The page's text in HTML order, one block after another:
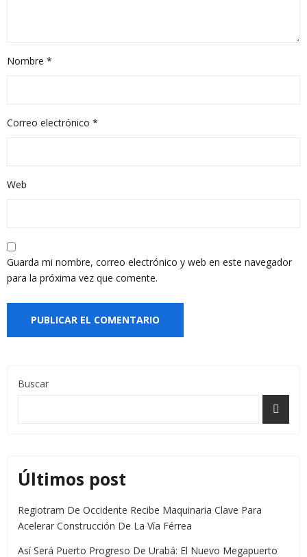
Nombre *
Correo electrónico *
Web
Guarda mi nombre, correo electrónico y web en este navegador
para la próxima vez que comente.
Buscar
Últimos post
Regiotram De Occidente Recibe Maquinaria Clave Para
Acelerar Construcción De La Vía Férrea
Así Será Puerto Progreso De Urabá: El Nuevo Megapuerto